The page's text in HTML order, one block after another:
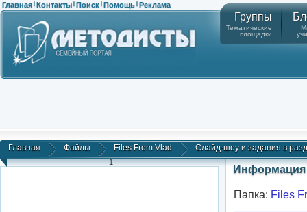
Главная | Контакты | Поиск | Помощь | Реклама
Группы
Тематические
площадки
Главная Файлы Files From Vlad Слайд-шоу и задания в
1
Информация
Папка: Files